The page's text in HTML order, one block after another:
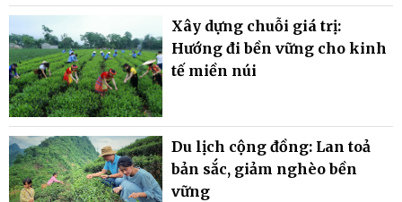
Xây dựng chuỗi giá trị:
Hướng đi bền vững cho kinh
tế miền núi
Du lịch cộng đồng: Lan toả
bản sắc, giảm nghèo bền
vững